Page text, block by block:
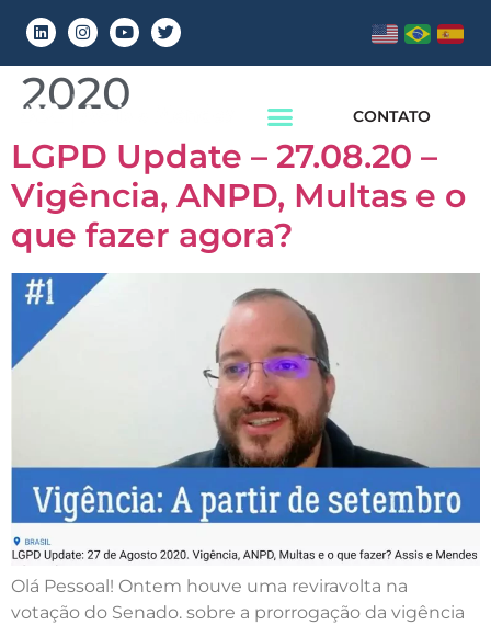
CONTATO
Dia:27 de agosto de
2020
LGPD Update – 27.08.20 –
Vigência, ANPD, Multas e o
que fazer agora?
Olá Pessoal! Ontem houve uma reviravolta na
votação do Senado. sobre a prorrogação da vigência